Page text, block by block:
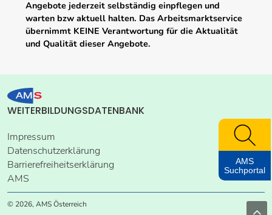
Angebote jederzeit selbständig einpflegen und
warten bzw aktuell halten. Das Arbeitsmarktservice
übernimmt KEINE Verantwortung für die Aktualität
und Qualität dieser Angebote.
WEITERBILDUNGSDATENBANK
Impressum
Datenschutzerklärung
Barrierefreiheitserklärung
AMS
© 2026, AMS Österreich
AMS
Suchportal